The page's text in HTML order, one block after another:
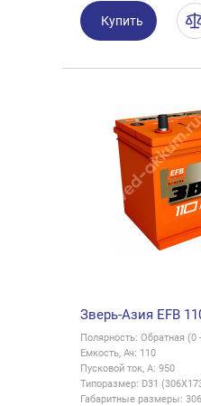
Купить
Зверь-Азия EFB
Полярность: Обратная (0
Емкость, Ач: 110
Пусковой ток, А: 950
Типоразмер: D31
Габаритные размеры: